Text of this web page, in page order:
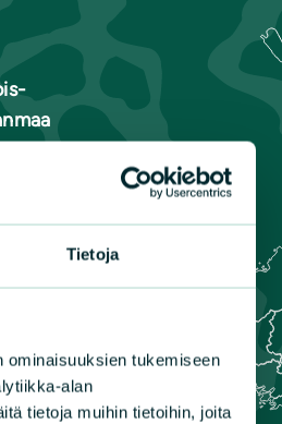
Tietoja
ominaisuuksien tukemiseen
alan
tietoja muihin tietoihin, joita
Suomi